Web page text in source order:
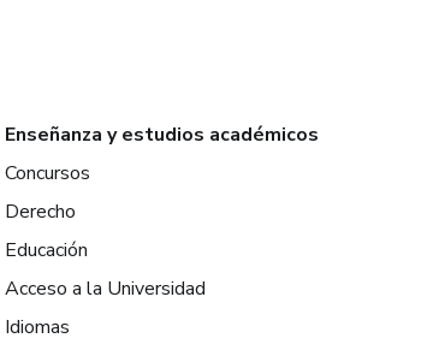
Enseñanza y estudios académicos
Concursos
Derecho
Educación
Acceso a la Universidad
Idiomas